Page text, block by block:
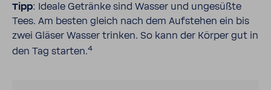
Tipp: Ideale Getränke sind Wasser und unge­süßte
Tees. Am besten gleich nach dem Aufstehen ein bis
zwei Gläser Wasser trinken. So kann der Körper gut in
den Tag starten.4